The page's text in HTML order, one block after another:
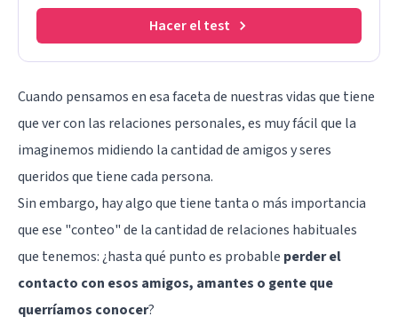
Hacer el test
Cuando pensamos en esa faceta de nuestras vidas que tiene
que ver con las relaciones personales, es muy fácil que la
imaginemos midiendo la cantidad de amigos y seres
queridos que tiene cada persona.
Sin embargo, hay algo que tiene tanta o más importancia
que ese "conteo" de la cantidad de relaciones habituales
que tenemos: ¿hasta qué punto es probable perder el
contacto con esos amigos, amantes o gente que
querríamos conocer?